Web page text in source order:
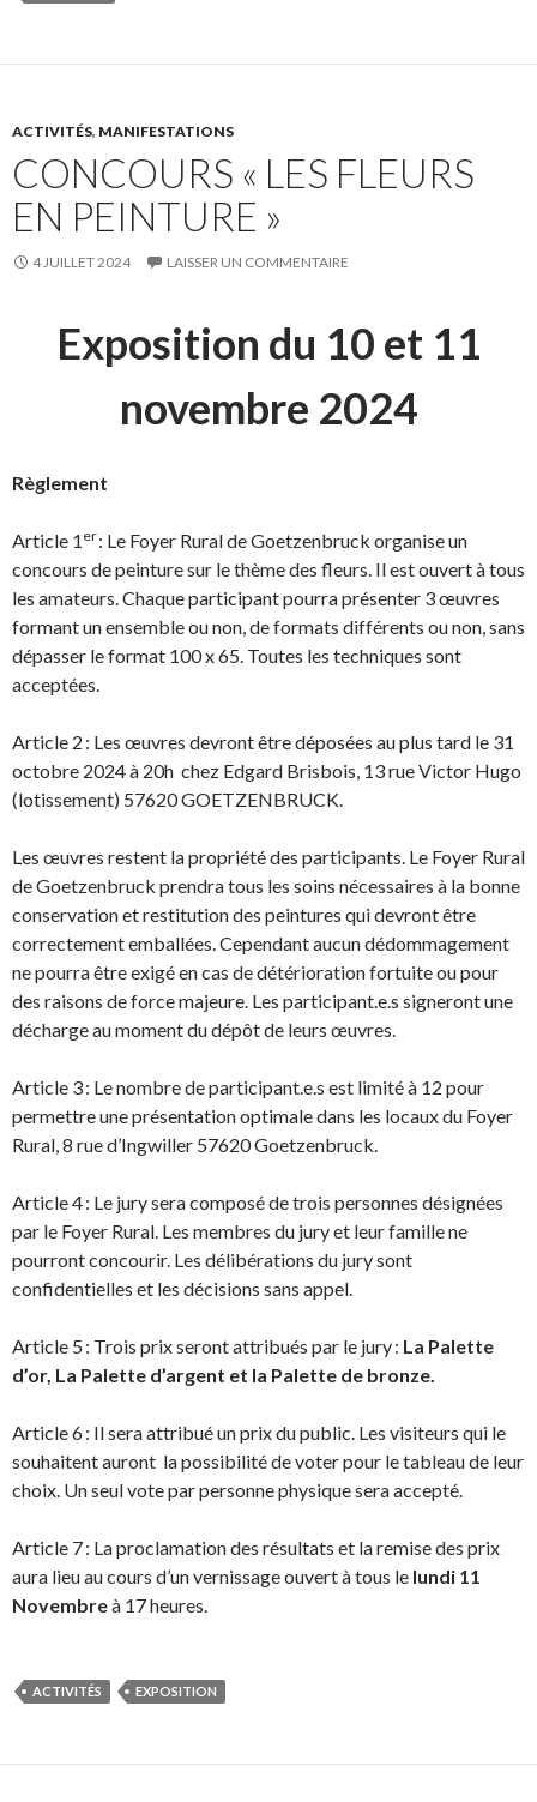
ACTIVITÉS, MANIFESTATIONS
CONCOURS « LES FLEURS
EN PEINTURE »
4 JUILLET 2024 LAISSER UN COMMENTAIRE
Exposition du 10 et 11
novembre 2024
Règlement
Article 1 er: Le Foyer Rural de Goetzenbruck organise un
concours de peinture sur le thème des fleurs. Il est ouvert à tous
les amateurs. Chaque participant pourra présenter 3 œuvres
formant un ensemble ou non, de formats différents ou non, sans
dépasser le format 100 x 65. Toutes les techniques sont
acceptées.
Article 2 : Les œuvres devront être déposées au plus tard le 31
octobre 2024 à 20h chez Edgard Brisbois, 13 rue Victor Hugo
(lotissement) 57620 GOETZENBRUCK.
Les œuvres restent la propriété des participants. Le Foyer Rural
de Goetzenbruck prendra tous les soins nécessaires à la bonne
conservation et restitution des peintures qui devront être
correctement emballées. Cependant aucun dédommagement
ne pourra être exigé en cas de détérioration fortuite ou pour
des raisons de force majeure. Les participant.e.s signeront une
décharge au moment du dépôt de leurs œuvres.
Article 3 : Le nombre de participant.e.s est limité à 12 pour
permettre une présentation optimale dans les locaux du Foyer
Rural, 8 rue d’Ingwiller 57620 Goetzenbruck.
Article 4 : Le jury sera composé de trois personnes désignées
par le Foyer Rural. Les membres du jury et leur famille ne
pourront concourir. Les délibérations du jury sont
confidentielles et les décisions sans appel.
Article 5 : Trois prix seront attribués par le jury : La Palette
d’or, La Palette d’argent et la Palette de bronze.
Article 6 : Il sera attribué un prix du public. Les visiteurs qui le
souhaitent auront la possibilité de voter pour le tableau de leur
choix. Un seul vote par personne physique sera accepté.
Article 7 : La proclamation des résultats et la remise des prix
aura lieu au cours d’un vernissage ouvert à tous le lundi 11
Novembreà 17 heures.
ACTIVITÉS EXPOSITION